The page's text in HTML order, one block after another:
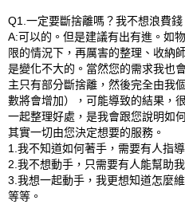
Q1.一定要斷捨離嗎？我不想浪費
A:可以的。但是建議有出有進。如
限的情況下，再厲害的整理、收納
是變化不大的。當然您的需求我也
主只有部分斷捨離，然後完全由我
數將會增加），可能導致的結果，
一起整理好處，是我會跟您說明如
其實一切由您決定想要的服務。
1.我不知道如何著手，需要有人指導
2.我不想動手，只需要有人能幫助我
3.我想一起動手，我更想知道怎麼維
等等。